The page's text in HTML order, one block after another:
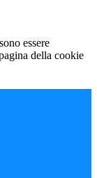
essere
della cookie